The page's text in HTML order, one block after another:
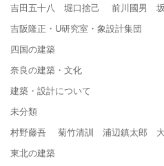
吉田五十八 堀口捨己 前川國男
吉阪隆正・U研究室・象設計集団
四国の建築
奈良の建築・文化
建築・設計について
未分類
村野藤吾 菊竹清訓 浦辺鎮太郎
東北の建築